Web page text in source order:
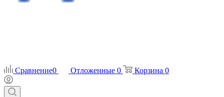
Сравнение0 Отложенные 0 Корзина 0